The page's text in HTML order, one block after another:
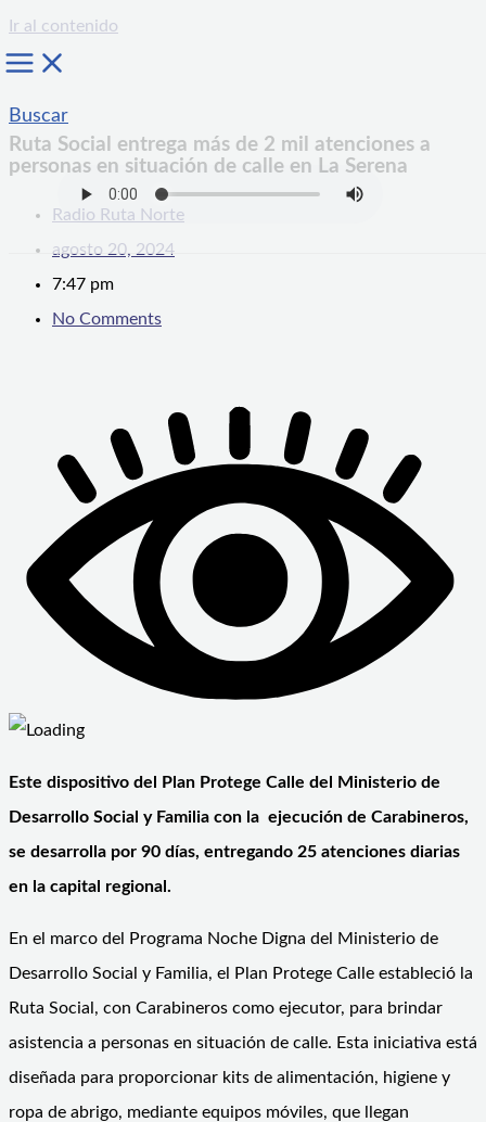
Ir al contenido
Buscar
Ruta Social entrega más de 2 mil atenciones a
personas en situación de calle en La Serena
Radio Ruta Norte
agosto 20, 2024
7:47 pm
No Comments
Este dispositivo del Plan Protege Calle del Ministerio de
Desarrollo Social y Familia con la ejecución de Carabineros,
se desarrolla por 90 días, entregando 25 atenciones diarias
en la capital regional.
En el marco del Programa Noche Digna del Ministerio de
Desarrollo Social y Familia, el Plan Protege Calle estableció la
Ruta Social, con Carabineros como ejecutor, para brindar
asistencia a personas en situación de calle. Esta iniciativa está
diseñada para proporcionar kits de alimentación, higiene y
ropa de abrigo, mediante equipos móviles, que llegan